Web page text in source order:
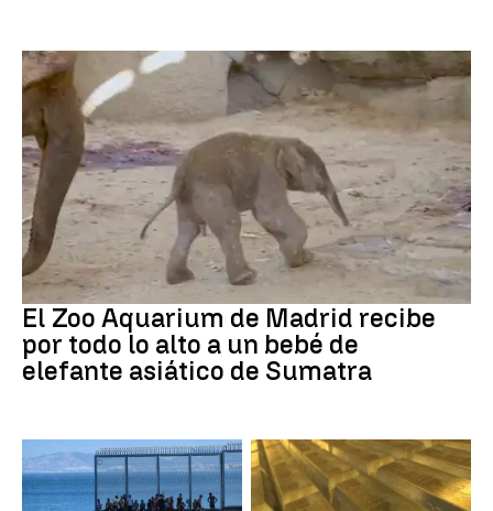
Zoo de Madrid
El Zoo Aquarium de Madrid recibe
por todo lo alto a un bebé de
elefante asiático de Sumatra